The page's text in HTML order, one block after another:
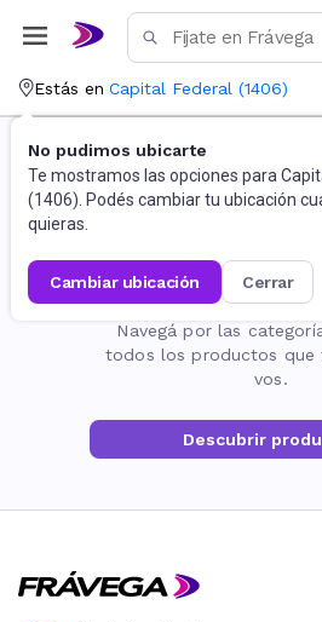
Estás en Capital Federal (1406)
No pudimos ubicarte
Te mostramos las opciones para
(1406). Podés cambiar tu ubicación
quieras.
cambiar ubicación cerrar
La página no
Navegá por las
todos los productos que
vos.
Descubrir